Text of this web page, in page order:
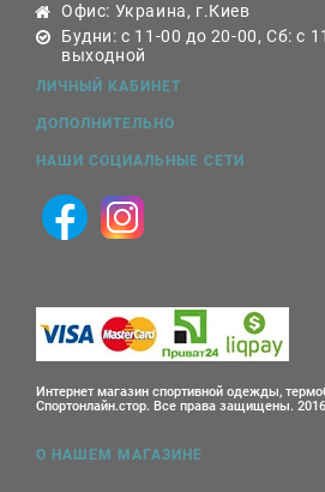
Офис: Украина, г.Киев
Будни: с 11-00 до 20-00, Сб: с
выходной
ЛИЧНЫЙ КАБИНЕТ
ДОПОЛНИТЕЛЬНО
НАШИ СОЦИАЛЬНЫЕ СЕТИ
Интернет магазин спортивной одежды,
Спортонлайн.стор. Все права защищены.
О НАШЕМ МАГАЗИНЕ